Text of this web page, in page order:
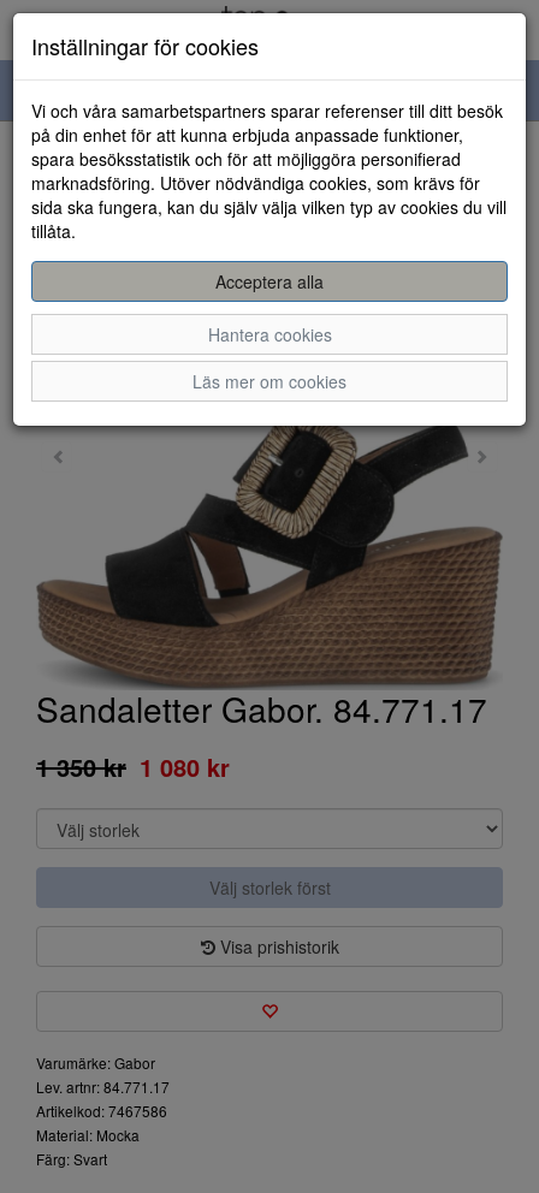
navigation
HEM
Sandaletter Gabor. 84.771.17
1 350 kr 1 080 kr
Välj storlek först
Visa prishistorik
Varumärke: Gabor
Lev. artnr: 84.771.17
Artikelkod: 7467586
Material: Mocka
Färg: Svart
Inställningar för cookies
Vi och våra samarbetspartners sparar referenser till ditt besök
på din enhet för att kunna erbjuda anpassade funktioner,
spara besöksstatistik och för att möjliggöra personifierad
marknadsföring. Utöver nödvändiga cookies, som krävs för
sida ska fungera, kan du själv välja vilken typ av cookies du vill
tillåta.
Acceptera alla
Hantera cookies
Läs mer om cookies